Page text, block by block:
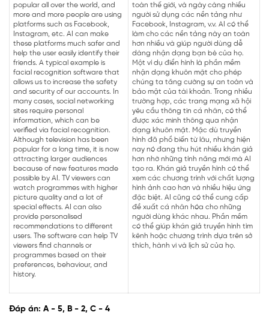
popular all over the world, and
more and more people are using
platforms such as Facebook,
Instagram, etc. AI can make
these platforms much safer and
help the user easily identify their
friends. A typical example is
facial recognition software that
allows us to increase the safety
and security of our accounts. In
many cases, social networking
sites require personal
information, which can be
verified via facial recognition.
Although television has been
popular for a long time, it is now
attracting larger audiences
because of new features made
possible by AI. TV viewers can
watch programmes with higher
picture quality and a lot of
special effects. AI can also
provide personalised
recommendations to different
users. The software can help TV
viewers find channels or
programmes based on their
preferences, behaviour, and
history.
toàn thế giới, và ngày càng nhiều
người sử dụng các nền tảng như
Facebook, Instagram, v.v. AI có thể
làm cho các nền tảng này an toàn
hơn nhiều và giúp người dùng dễ
dàng nhận dạng bạn bè của họ.
Một ví dụ điển hình là phần mềm
nhận dạng khuôn mặt cho phép
chúng ta tăng cường sự an toàn và
bảo mật của tài khoản. Trong nhiều
trường hợp, các trang mạng xã hội
yêu cầu thông tin cá nhân, có thể
được xác minh thông qua nhận
dạng khuôn mặt. Mặc dù truyền
hình đã phổ biến từ lâu, nhưng hiện
nay nó đang thu hút nhiều khán giả
hơn nhờ những tính năng mới mà AI
tạo ra. Khán giả truyền hình có thể
xem các chương trình với chất lượng
hình ảnh cao hơn và nhiều hiệu ứng
đặc biệt. AI cũng có thể cung cấp
đề xuất cá nhân hóa cho những
người dùng khác nhau. Phần mềm
có thể giúp khán giả truyền hình tìm
kênh hoặc chương trình dựa trên sở
thích, hành vi và lịch sử của họ.
Đáp án: A - 5, B - 2, C - 4